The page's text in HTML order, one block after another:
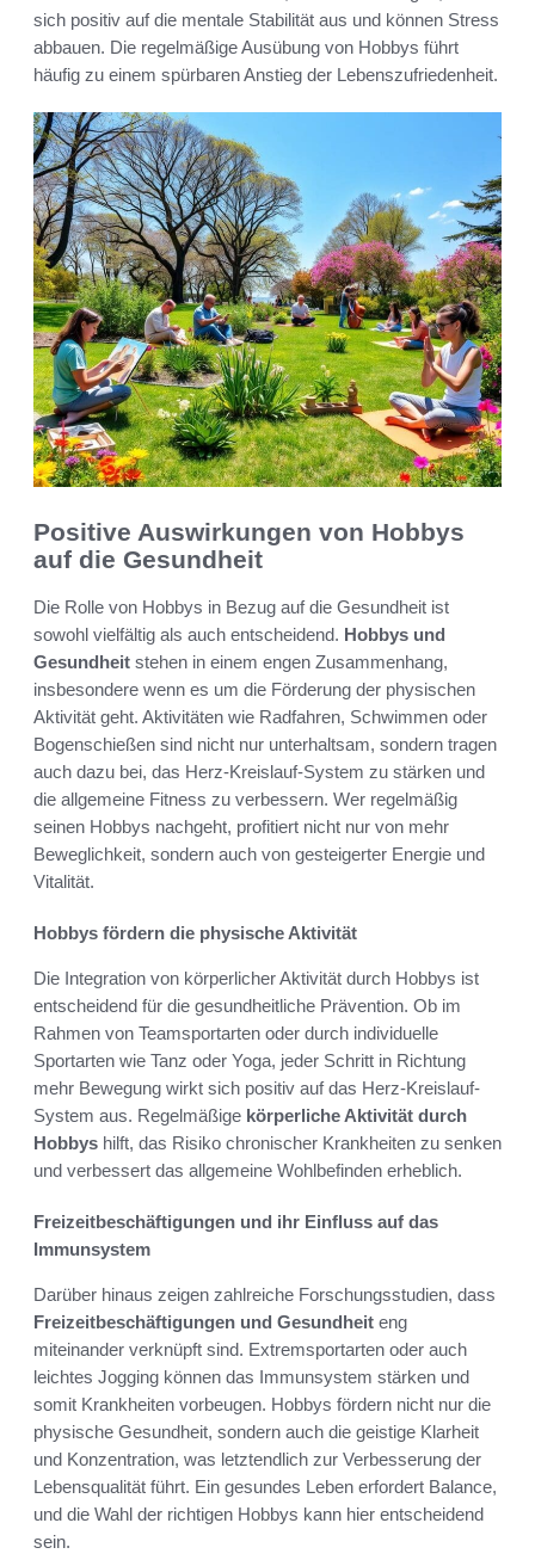
sich positiv auf die mentale Stabilität aus und können Stress
abbauen. Die regelmäßige Ausübung von Hobbys führt
häufig zu einem spürbaren Anstieg der Lebenszufriedenheit.
Positive Auswirkungen von Hobbys
auf die Gesundheit
Die Rolle von Hobbys in Bezug auf die Gesundheit ist
sowohl vielfältig als auch entscheidend. Hobbys und
Gesundheit stehen in einem engen Zusammenhang,
insbesondere wenn es um die Förderung der physischen
Aktivität geht. Aktivitäten wie Radfahren, Schwimmen oder
Bogenschießen sind nicht nur unterhaltsam, sondern tragen
auch dazu bei, das Herz-Kreislauf-System zu stärken und
die allgemeine Fitness zu verbessern. Wer regelmäßig
seinen Hobbys nachgeht, profitiert nicht nur von mehr
Beweglichkeit, sondern auch von gesteigerter Energie und
Vitalität.
Hobbys fördern die physische Aktivität
Die Integration von körperlicher Aktivität durch Hobbys ist
entscheidend für die gesundheitliche Prävention. Ob im
Rahmen von Teamsportarten oder durch individuelle
Sportarten wie Tanz oder Yoga, jeder Schritt in Richtung
mehr Bewegung wirkt sich positiv auf das Herz-Kreislauf-
System aus. Regelmäßige körperliche Aktivität durch
Hobbys hilft, das Risiko chronischer Krankheiten zu senken
und verbessert das allgemeine Wohlbefinden erheblich.
Freizeitbeschäftigungen und ihr Einfluss auf das
Immunsystem
Darüber hinaus zeigen zahlreiche Forschungsstudien, dass
Freizeitbeschäftigungen und Gesundheit eng
miteinander verknüpft sind. Extremsportarten oder auch
leichtes Jogging können das Immunsystem stärken und
somit Krankheiten vorbeugen. Hobbys fördern nicht nur die
physische Gesundheit, sondern auch die geistige Klarheit
und Konzentration, was letztendlich zur Verbesserung der
Lebensqualität führt. Ein gesundes Leben erfordert Balance,
und die Wahl der richtigen Hobbys kann hier entscheidend
sein.